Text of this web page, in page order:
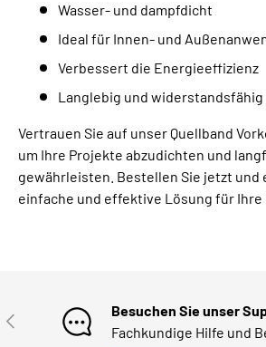
Wasser- und dampfdicht
Ideal für Innen- und
Verbessert die Energieeffizienz
Langlebig und widerstandsfähig
Vertrauen Sie auf unser Quellband
um Ihre Projekte abzudichten und
gewährleisten. Bestellen Sie jetzt und
einfache und effektive Lösung für Ihre
VORHERIGE
Besuchen Sie unser
Fachkundige Hilfe und